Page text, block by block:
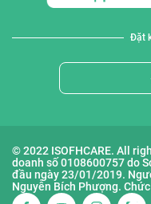
Đặt
© 2022 ISOFHCARE. All
doanh số 0108600757 do
đầu ngày 23/01/2019.
Nguyễn Bích Phượng.